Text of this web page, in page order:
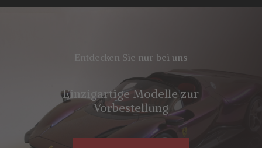
Entdecken Sie nur bei uns
Einzigartige Modelle zur
Vorbestellung